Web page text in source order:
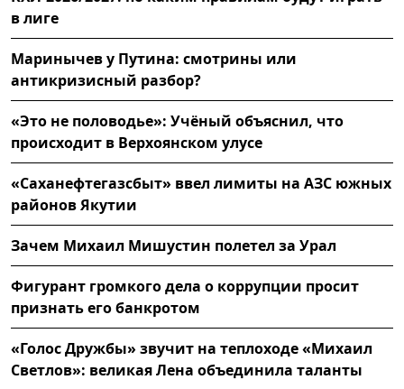
в лиге
Маринычев у Путина: смотрины или
антикризисный разбор?
«Это не половодье»: Учёный объяснил, что
происходит в Верхоянском улусе
«Саханефтегазсбыт» ввел лимиты на АЗС южных
районов Якутии
Зачем Михаил Мишустин полетел за Урал
Фигурант громкого дела о коррупции просит
признать его банкротом
«Голос Дружбы» звучит на теплоходе «Михаил
Светлов»: великая Лена объединила таланты